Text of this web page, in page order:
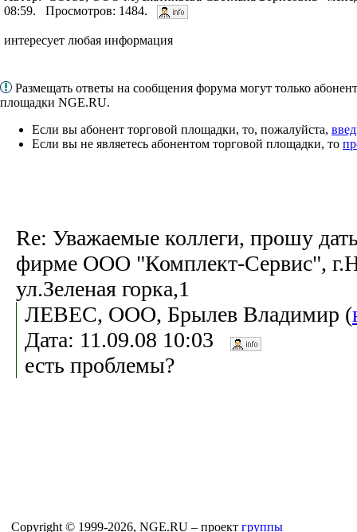
08:59. Просмотров: 1484.
интересует любая информация
Размещать ответы на сообщения форума могут только
площадки NGE.RU.
Если вы абонент торговой площадки, то, пожалуйста,
Если вы не являетесь абонентом торговой площадки, то
Re: Уважаемые коллеги, прошу
фирме ООО "Комплект-Сервис",
ул.Зеленая горка,1
ЛЕВЕС, ООО, Брылев Владимир (
Дата: 11.09.08 10:03
есть проблемы?
Copyright © 1999-2026, NGE.RU – проект группы